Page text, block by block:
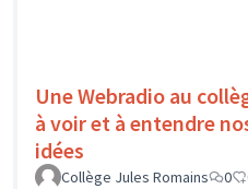
Une Webradio au
à voir et à entendre
idées
Collège Jules Romains 0